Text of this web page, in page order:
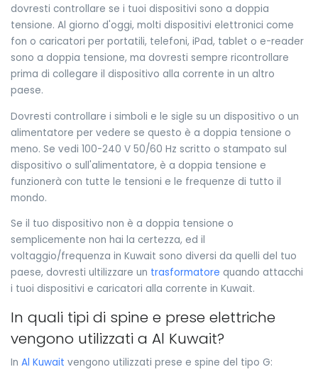
dovresti controllare se i tuoi dispositivi sono a doppia
tensione. Al giorno d'oggi, molti dispositivi elettronici come
fon o caricatori per portatili, telefoni, iPad, tablet o e-reader
sono a doppia tensione, ma dovresti sempre ricontrollare
prima di collegare il dispositivo alla corrente in un altro
paese.
Dovresti controllare i simboli e le sigle su un dispositivo o un
alimentatore per vedere se questo è a doppia tensione o
meno. Se vedi 100-240 V 50/60 Hz scritto o stampato sul
dispositivo o sull'alimentatore, è a doppia tensione e
funzionerà con tutte le tensioni e le frequenze di tutto il
mondo.
Se il tuo dispositivo non è a doppia tensione o
semplicemente non hai la certezza, ed il
voltaggio/frequenza in Kuwait sono diversi da quelli del tuo
paese, dovresti ultilizzare un trasformatore quando attacchi
i tuoi dispositivi e caricatori alla corrente in Kuwait.
In quali tipi di spine e prese elettriche
vengono utilizzati a Al Kuwait?
In Al Kuwait vengono utilizzati prese e spine del tipo G: